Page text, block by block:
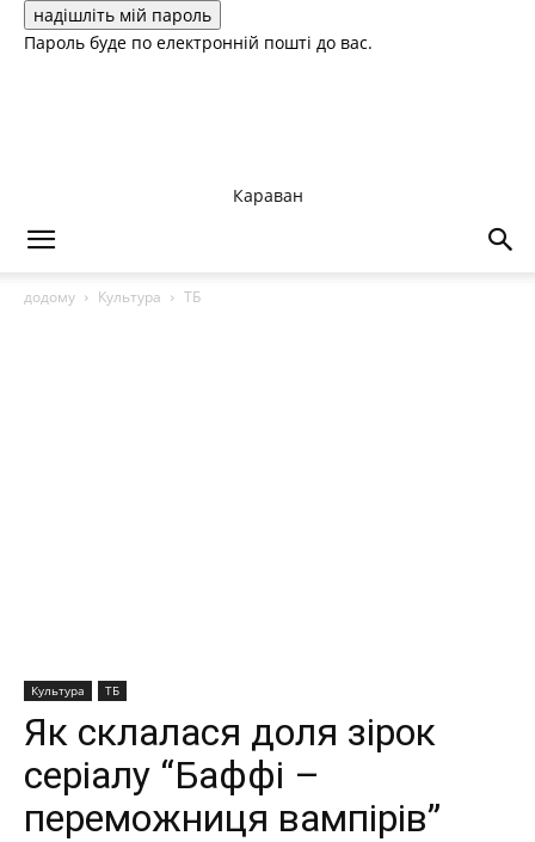
Пароль буде по електронній пошті до вас.
Караван
додому Культура ТБ
Культура ТБ
Як склалася доля зірок
серіалу “Баффі –
переможниця вампірів”